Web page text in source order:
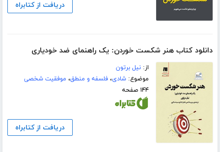
دریافت از کتابراه
دانلود کتاب هنر شکست خوردن: یک راهنمای ضد خودیاری
از:نیل برتون
موضوع:شادی،فلسفه و منطق، موفقیت شخصی
۱۴۴ صفحه
دریافت از کتابراه